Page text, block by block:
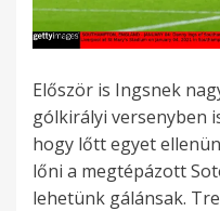
Először is Ingsnek
gólkirályi versenyben
hogy lőtt egyet
lőni a megtépázott
lehetünk gálánsak.